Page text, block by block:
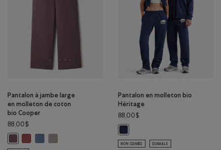
Pantalon à jambe large
en molleton de coton
bio Cooper
88,00$
Pantalon à jambe large en molleton de coton bio Cooper: BEURRE
Pantalon à jambe large en molleton de coton bio Cooper:
Pantalon à jambe large en molleton de coton bio Cooper:
Pantalon en molleton bio
Héritage
88,00$
NON GENRÉE DURABLE